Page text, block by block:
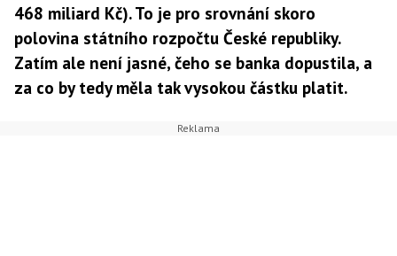
468 miliard Kč). To je pro srovnání skoro
polovina státního rozpočtu České republiky.
Zatím ale není jasné, čeho se banka dopustila, a
za co by tedy měla tak vysokou částku platit.